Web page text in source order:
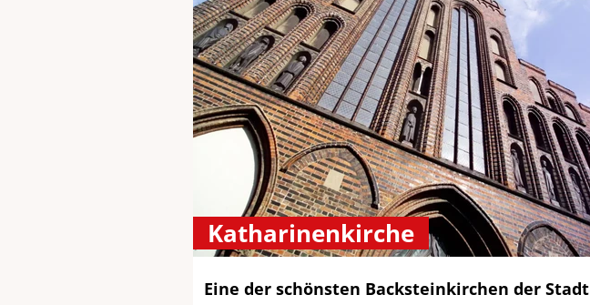
Katharinenkirche
Eine der schönsten Backsteinkirchen der Stadt